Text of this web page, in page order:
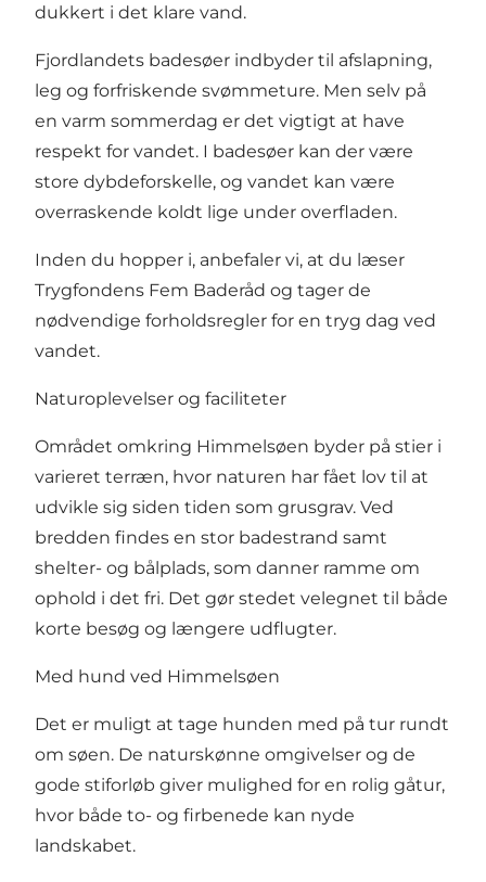
dukkert i det klare vand.
Fjordlandets badesøer indbyder til afslapning,
leg og forfriskende svømmeture. Men selv på
en varm sommerdag er det vigtigt at have
respekt for vandet. I badesøer kan der være
store dybdeforskelle, og vandet kan være
overraskende koldt lige under overfladen.
Inden du hopper i, anbefaler vi, at du læser
Trygfondens Fem Baderåd og tager de
nødvendige forholdsregler for en tryg dag ved
vandet.
Naturoplevelser og faciliteter
Området omkring Himmelsøen byder på stier i
varieret terræn, hvor naturen har fået lov til at
udvikle sig siden tiden som grusgrav. Ved
bredden findes en stor badestrand samt
shelter- og bålplads, som danner ramme om
ophold i det fri. Det gør stedet velegnet til både
korte besøg og længere udflugter.
Med hund ved Himmelsøen
Det er muligt at tage hunden med på tur rundt
om søen. De naturskønne omgivelser og de
gode stiforløb giver mulighed for en rolig gåtur,
hvor både to- og firbenede kan nyde
landskabet.